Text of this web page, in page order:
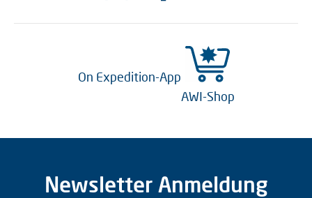
On Expedition-App
AWI-Shop
Newsletter Anmeldung